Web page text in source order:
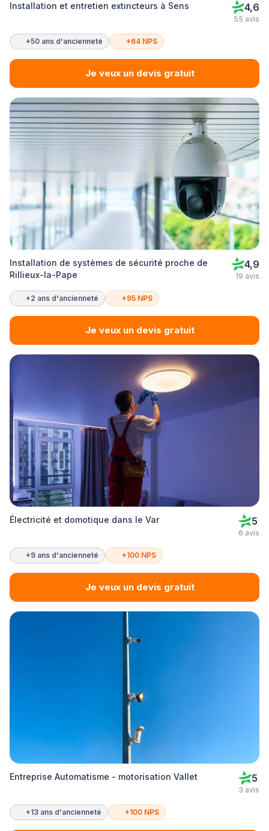
Installation et entretien extincteurs à Sens 4,6
55 avis
+50 ans d'ancienneté +64 NPS
Je veux un devis gratuit
Installation de systèmes de sécurité proche de
Rillieux-la-Pape
4,9
19 avis
+2 ans d'ancienneté +95 NPS
Je veux un devis gratuit
Électricité et domotique dans le Var 5
6 avis
+9 ans d'ancienneté +100 NPS
Je veux un devis gratuit
Entreprise Automatisme - motorisation Vallet 5
3 avis
+13 ans d'ancienneté +100 NPS